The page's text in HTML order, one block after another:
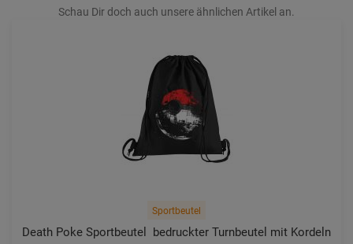
Schau Dir doch auch unsere ähnlichen Artikel an.
Sportbeutel
Death Poke Sportbeutel  bedruckter Turnbeutel mit Kordeln